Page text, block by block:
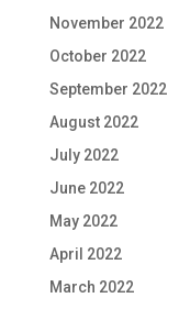
November 2022
October 2022
September 2022
August 2022
July 2022
June 2022
May 2022
April 2022
March 2022